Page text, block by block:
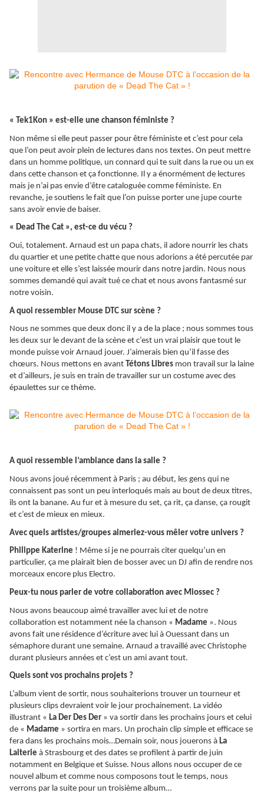
« Tek1Kon » est-elle une chanson féministe ?
Non même si elle peut passer pour être féministe et c’est pour cela
que l’on peut avoir plein de lectures dans nos textes. On peut mettre
dans un homme politique, un connard qui te suit dans la rue ou un ex
dans cette chanson et ça fonctionne. Il y a énormément de lectures
mais je n’ai pas envie d’être cataloguée comme féministe. En
revanche, je soutiens le fait que l’on puisse porter une jupe courte
sans avoir envie de baiser.
« Dead The Cat », est-ce du vécu ?
Oui, totalement. Arnaud est un papa chats, il adore nourrir les chats
du quartier et une petite chatte que nous adorions a été percutée par
une voiture et elle s’est laissée mourir dans notre jardin. Nous nous
sommes demandé qui avait tué ce chat et nous avons fantasmé sur
notre voisin.
A quoi ressembler Mouse DTC sur scène ?
Nous ne sommes que deux donc il y a de la place ; nous sommes tous
les deux sur le devant de la scène et c’est un vrai plaisir que tout le
monde puisse voir Arnaud jouer. J’aimerais bien qu’il fasse des
chœurs. Nous mettons en avant Tétons Libres mon travail sur la laine
et d’ailleurs, je suis en train de travailler sur un costume avec des
épaulettes sur ce thème.
A quoi ressemble l’ambiance dans la salle ?
Nous avons joué récemment à Paris ; au début, les gens qui ne
connaissent pas sont un peu interloqués mais au bout de deux titres,
ils ont la banane. Au fur et à mesure du set, ça rit, ça danse, ça rougit
et c’est de mieux en mieux.
Avec quels artistes/groupes aimeriez-vous mêler votre univers ?
Philippe Katerine ! Même si je ne pourrais citer quelqu’un en
particulier, ça me plairait bien de bosser avec un DJ afin de rendre nos
morceaux encore plus Electro.
Peux-tu nous parler de votre collaboration avec Miossec ?
Nous avons beaucoup aimé travailler avec lui et de notre
collaboration est notamment née la chanson « Madame ». Nous
avons fait une résidence d’écriture avec lui à Ouessant dans un
sémaphore durant une semaine. Arnaud a travaillé avec Christophe
durant plusieurs années et c’est un ami avant tout.
Quels sont vos prochains projets ?
L’album vient de sortir, nous souhaiterions trouver un tourneur et
plusieurs clips devraient voir le jour prochainement. La vidéo
illustrant « La Der Des Der » va sortir dans les prochains jours et celui
de « Madame » sortira en mars. Un prochain clip simple et efficace se
fera dans les prochains mois…Demain soir, nous jouerons à La
Laiterie à Strasbourg et des dates se profilent à partir de juin
notamment en Belgique et Suisse. Nous allons nous occuper de ce
nouvel album et comme nous composons tout le temps, nous
verrons par la suite pour un troisième album…